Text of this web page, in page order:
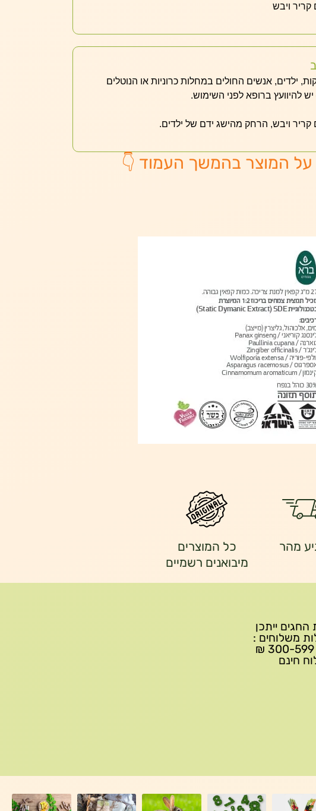
ויבש
ילדים, אנשים החולים במחלות כרוניות או הנוטלים
להיוועץ ברופא לפני השימוש.
ויבש, הרחק מהישג ידם של ילדים.
על המוצר בהמשך העמוד 👇
מהר
כל המוצרים
מיבואנים רשמיים
בתקופת החגים ייתכן
עלות משלוחים :
ברכישה עד 299₪ עלות משלוח 22₪, ברכישה של 300-599 ₪